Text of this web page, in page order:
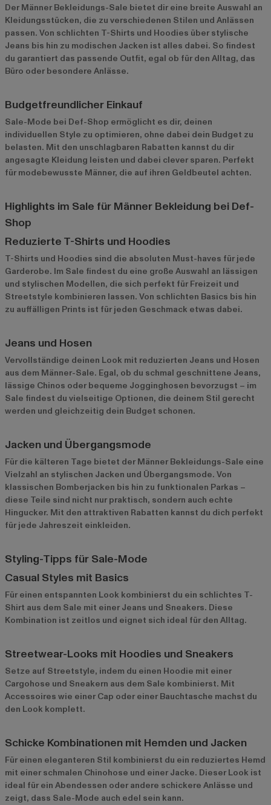
Der Männer Bekleidungs-Sale bietet dir eine breite Auswahl an
Kleidungsstücken, die zu verschiedenen Stilen und Anlässen
passen. Von schlichten T-Shirts und Hoodies über stylische
Jeans bis hin zu modischen Jacken ist alles dabei. So findest
du garantiert das passende Outfit, egal ob für den Alltag, das
Büro oder besondere Anlässe.
Budgetfreundlicher Einkauf
Sale-Mode bei Def-Shop ermöglicht es dir, deinen
individuellen Style zu optimieren, ohne dabei dein Budget zu
belasten. Mit den unschlagbaren Rabatten kannst du dir
angesagte Kleidung leisten und dabei clever sparen. Perfekt
für modebewusste Männer, die auf ihren Geldbeutel achten.
Highlights im Sale für Männer Bekleidung bei Def-
Shop
Reduzierte T-Shirts und Hoodies
T-Shirts und Hoodies sind die absoluten Must-haves für jede
Garderobe. Im Sale findest du eine große Auswahl an lässigen
und stylischen Modellen, die sich perfekt für Freizeit und
Streetstyle kombinieren lassen. Von schlichten Basics bis hin
zu auffälligen Prints ist für jeden Geschmack etwas dabei.
Jeans und Hosen
Vervollständige deinen Look mit reduzierten Jeans und Hosen
aus dem Männer-Sale. Egal, ob du schmal geschnittene Jeans,
lässige Chinos oder bequeme Jogginghosen bevorzugst – im
Sale findest du vielseitige Optionen, die deinem Stil gerecht
werden und gleichzeitig dein Budget schonen.
Jacken und Übergangsmode
Für die kälteren Tage bietet der Männer Bekleidungs-Sale eine
Vielzahl an stylischen Jacken und Übergangsmode. Von
klassischen Bomberjacken bis hin zu funktionalen Parkas –
diese Teile sind nicht nur praktisch, sondern auch echte
Hingucker. Mit den attraktiven Rabatten kannst du dich perfekt
für jede Jahreszeit einkleiden.
Styling-Tipps für Sale-Mode
Casual Styles mit Basics
Für einen entspannten Look kombinierst du ein schlichtes T-
Shirt aus dem Sale mit einer Jeans und Sneakers. Diese
Kombination ist zeitlos und eignet sich ideal für den Alltag.
Streetwear-Looks mit Hoodies und Sneakers
Setze auf Streetstyle, indem du einen Hoodie mit einer
Cargohose und Sneakern aus dem Sale kombinierst. Mit
Accessoires wie einer Cap oder einer Bauchtasche machst du
den Look komplett.
Schicke Kombinationen mit Hemden und Jacken
Für einen eleganteren Stil kombinierst du ein reduziertes Hemd
mit einer schmalen Chinohose und einer Jacke. Dieser Look ist
ideal für ein Abendessen oder andere schickere Anlässe und
zeigt, dass Sale-Mode auch edel sein kann.